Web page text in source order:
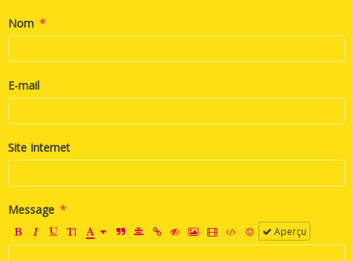
Nom
E-mail
Site Internet
Message
Aperçu